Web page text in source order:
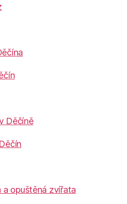
Děčíně
opuštěná zvířata